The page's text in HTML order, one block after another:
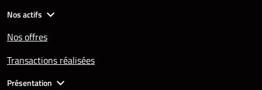
Nos actifs
Nos offres
Transactions réalisées
Présentation